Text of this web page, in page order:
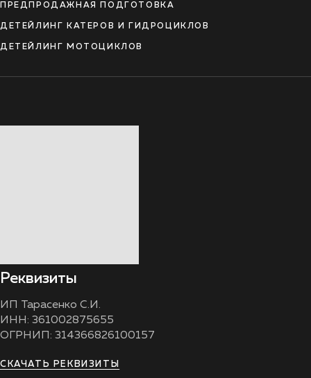
ПРЕДПРОДАЖНАЯ ПОДГОТОВКА
ДЕТЕЙЛИНГ КАТЕРОВ И ГИДРОЦИКЛОВ
ДЕТЕЙЛИНГ МОТОЦИКЛОВ
Реквизиты
ИП Тарасенко С.И.
ИНН: 361002875655
ОГРНИП: 314366826100157
СКАЧАТЬ РЕКВИЗИТЫ